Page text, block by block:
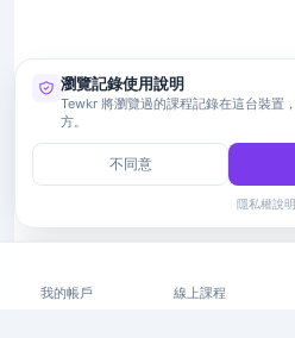
我的帳戶 線上課程
瀏覽記錄使用說明
Tewkr 將瀏覽過的課程記錄在這台裝置
方。
不同意
隱私權說明